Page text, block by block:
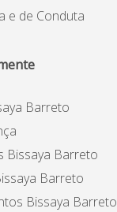
e de Conduta
Barreto
Bissaya Barreto
Barreto
Bissaya Barreto